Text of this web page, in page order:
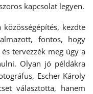
kapcsolat legyen.
kezdte
fontos, hogy
tervezzék meg úgy a
Olyan jó példákra
Escher Károly
választotta, hanem